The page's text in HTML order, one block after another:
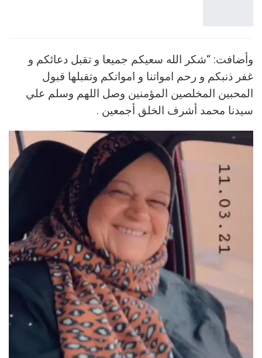
وأضافت: “شكر الله سعيكم جميعا و تقبل دعائكم و
غفر ذنبكم و رحم امواتنا و امواتكم وتقبلها قبول
المحبين المخلصين المؤمنين وصل اللهم وسلم علي
سيدنا محمد أشرف الخلق أجمعين .